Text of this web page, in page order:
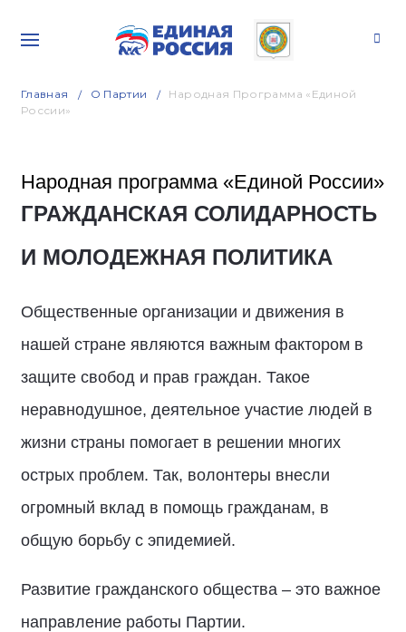
Главная О Партии
Народная Программа «Единой
России»
Народная программа «Единой России»
ГРАЖДАНСКАЯ СОЛИДАРНОСТЬ
И МОЛОДЕЖНАЯ ПОЛИТИКА
Общественные организации и движения в
нашей стране являются важным фактором в
защите свобод и прав граждан. Такое
неравнодушное, деятельное участие людей в
жизни страны помогает в решении многих
острых проблем. Так, волонтеры внесли
огромный вклад в помощь гражданам, в
общую борьбу с эпидемией.
Развитие гражданского общества – это важное
направление работы Партии.